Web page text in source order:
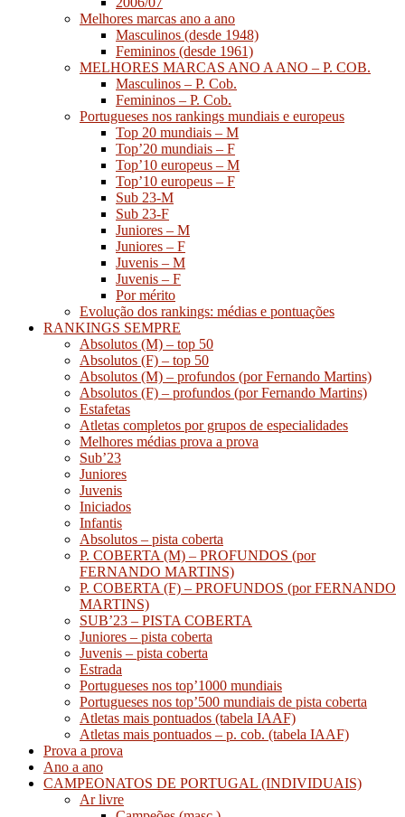
Melhores marcas ano a ano
Masculinos (desde 1948)
Femininos (desde 1961)
MELHORES MARCAS ANO A ANO – P. COB.
Masculinos – P. Cob.
Femininos – P. Cob.
Portugueses nos rankings mundiais e europeus
Top 20 mundiais – M
Top’20 mundiais – F
Top’10 europeus – M
Top’10 europeus – F
Sub 23-M
Sub 23-F
Juniores – M
Juniores – F
Juvenis – M
Juvenis – F
Por mérito
Evolução dos rankings: médias e pontuações
RANKINGS SEMPRE
Absolutos (M) – top 50
Absolutos (F) – top 50
Absolutos (M) – profundos (por Fernando Martins)
Absolutos (F) – profundos (por Fernando Martins)
Estafetas
Atletas completos por grupos de especialidades
Melhores médias prova a prova
Sub’23
Juniores
Juvenis
Iniciados
Infantis
Absolutos – pista coberta
P. COBERTA (M) – PROFUNDOS (por
FERNANDO MARTINS)
P. COBERTA (F) – PROFUNDOS (por FERNANDO
MARTINS)
SUB’23 – PISTA COBERTA
Juniores – pista coberta
Juvenis – pista coberta
Estrada
Portugueses nos top’1000 mundiais
Portugueses nos top’500 mundiais de pista coberta
Atletas mais pontuados (tabela IAAF)
Atletas mais pontuados – p. cob. (tabela IAAF)
Prova a prova
Ano a ano
CAMPEONATOS DE PORTUGAL (INDIVIDUAIS)
Ar livre